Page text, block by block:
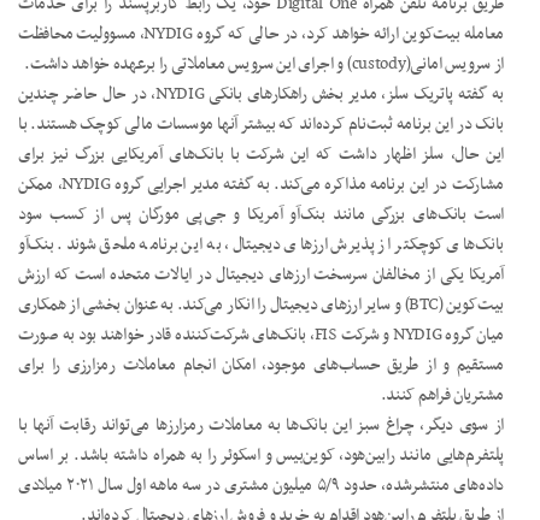
معامله بیت‌کوین ارائه خواهد کرد، در حالی که گروه NYDIG، مسوولیت محافظت
از سرویس امانی(custody) و اجرای این سرویس معاملاتی را برعهده خواهد داشت.
به گفته پاتریک سلز، مدیر بخش راهکارهای بانکی NYDIG، در حال حاضر چندین
بانک در این برنامه ثبت‌نام کرده‌اند که بیشتر آنها موسسات مالی کوچک هستند. با
این حال، سلز اظهار داشت که این شرکت با بانک‌های آمریکایی بزرگ نیز برای
مشارکت در این برنامه مذاکره می‌کند. به گفته مدیر اجرایی گروه NYDIG، ممکن
است بانک‌های بزرگی مانند بنک‌آو آمریکا و جی‌پی مورگان پس از کسب سود
بانک‌های کوچکتر از پذیرش ارزهای دیجیتال، به این برنامه ملحق شوند. بنک‌آو
آمریکا یکی از مخالفان سرسخت ارزهای دیجیتال در ایالات متحده است که ارزش
بیت‌کوین (BTC) و سایر ارزهای دیجیتال را انکار می‌کند. به عنوان بخشی از همکاری
میان گروه NYDIG و شرکت FIS، بانک‌های شرکت‌کننده قادر خواهند بود به صورت
مستقیم و از طریق حساب‌های موجود، امکان انجام معاملات رمزارزی را برای
مشتریان فراهم کنند.
از سوی دیگر، چراغ سبز این بانک‌ها به معاملات رمزارزها می‌تواند رقابت آنها با
پلتفرم‌هایی مانند رابین‌هود، کوین‌بیس و اسکوئر را به همراه داشته باشد. بر اساس
داده‌های منتشرشده، حدود ۵/۹ میلیون مشتری در سه ماهه اول سال ۲۰۲۱ میلادی